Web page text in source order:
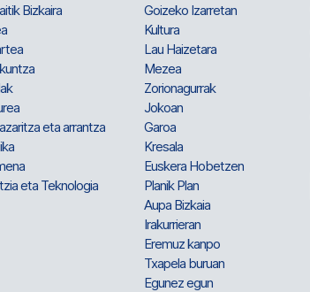
Bizkaira
eta arrantza
eta Teknologia
Goizeko Izarretan
Kultura
Lau Haizetara
Mezea
Zorionagurrak
Jokoan
Garoa
Kresala
Euskera Hobetzen
Planik Plan
Aupa Bizkaia
Irakurrieran
Eremuz kanpo
Txapela buruan
Egunez egun